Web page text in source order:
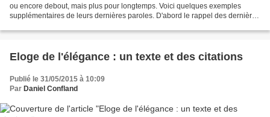
ou encore debout, mais plus pour longtemps. Voici quelques exemples
supplémentaires de leurs dernières paroles. D'abord le rappel des dernières
Eloge de l'élégance : un texte et des citations
Publié le 31/05/2015 à 10:09
Par Daniel Confland